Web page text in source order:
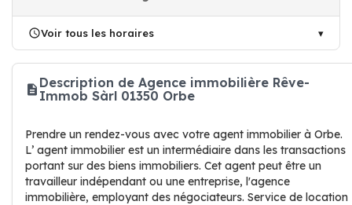
Voir tous les horaires
Description de Agence immobilière Rêve-
Immob Sàrl 01350 Orbe
Prendre un rendez-vous avec votre agent immobilier à Orbe.
L’ agent immobilier est un intermédiaire dans les transactions
portant sur des biens immobiliers. Cet agent peut être un
travailleur indépendant ou une entreprise, l'agence
immobilière, employant des négociateurs. Service de location